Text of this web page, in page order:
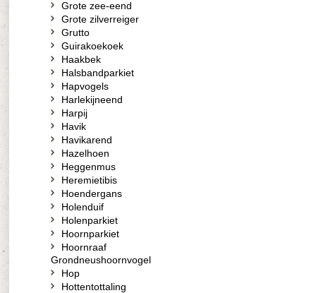
Grote zee-eend
Grote zilverreiger
Grutto
Guirakoekoek
Haakbek
Halsbandparkiet
Hapvogels
Harlekijneend
Harpij
Havik
Havikarend
Hazelhoen
Heggenmus
Heremietibis
Hoendergans
Holenduif
Holenparkiet
Hoornparkiet
Hoornraaf
Grondneushoornvogel
Hop
Hottentottaling